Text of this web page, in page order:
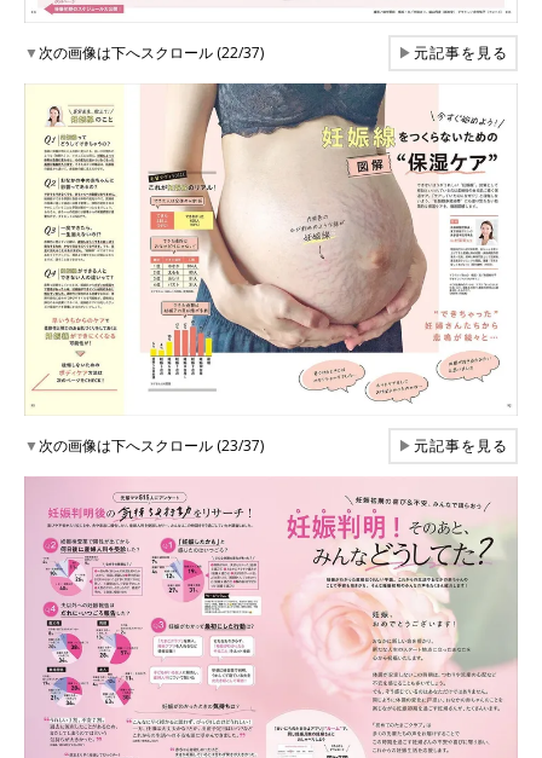
▼次の画像は下へスクロール (22/37) ▶元記事を見る
▼次の画像は下へスクロール (23/37) ▶元記事を見る